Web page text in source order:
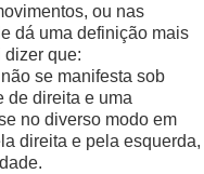
ou nas
dá uma definição mais
dizer que:
se manifesta sob
de direita e uma
no diverso modo em
direita e pela esquerda,